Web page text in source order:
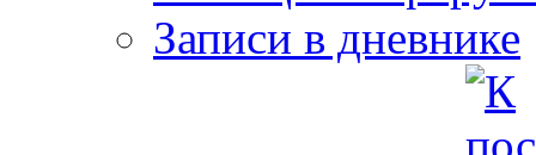
Записи в дневнике